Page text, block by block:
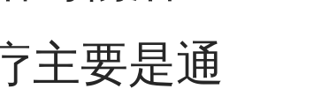
主要是通